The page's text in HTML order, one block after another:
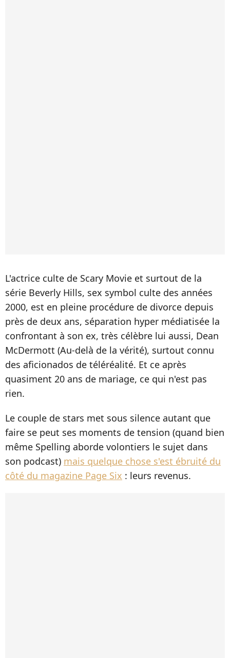
L'actrice culte de Scary Movie et surtout de la
série Beverly Hills, sex symbol culte des années
2000, est en pleine procédure de divorce depuis
près de deux ans, séparation hyper médiatisée la
confrontant à son ex, très célèbre lui aussi, Dean
McDermott (Au-delà de la vérité), surtout connu
des aficionados de téléréalité. Et ce après
quasiment 20 ans de mariage, ce qui n'est pas
rien.
Le couple de stars met sous silence autant que
faire se peut ses moments de tension (quand bien
même Spelling aborde volontiers le sujet dans
son podcast) mais quelque chose s'est ébruité du
côté du magazine Page Six : leurs revenus.